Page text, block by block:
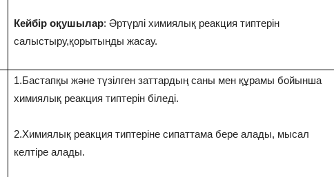
Кейбір оқушылар: Әртүрлі химиялық реакция типтерін
салыстыру,қорытынды жасау.
1.Бастапқы және түзілген заттардың саны мен құрамы бойынша
химиялық реакция типтерін біледі.
2.Химиялық реакция типтеріне сипаттама бере алады, мысал
келтіре алады.